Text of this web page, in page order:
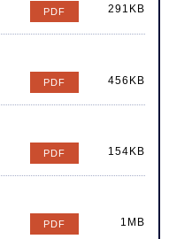
291KB
456KB
154KB
1MB